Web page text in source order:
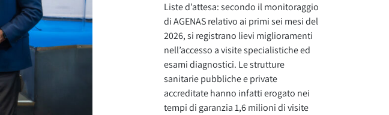
Liste d’attesa: secondo il monitoraggio
di AGENAS relativo ai primi sei mesi del
2026, si registrano lievi miglioramenti
nell’accesso a visite specialistiche ed
esami diagnostici. Le strutture
sanitarie pubbliche e private
accreditate hanno infatti erogato nei
tempi di garanzia 1,6 milioni di visite